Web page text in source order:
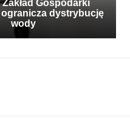
Gospodarki
dystrybucję
wody